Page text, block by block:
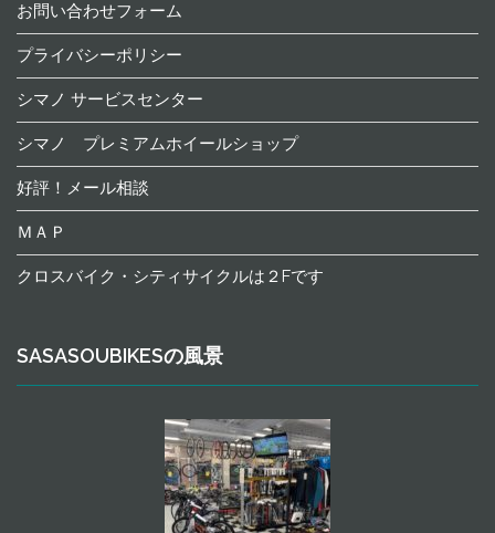
お問い合わせフォーム
プライバシーポリシー
シマノ サービスセンター
シマノ プレミアムホイールショップ
好評！メール相談
ＭＡＰ
クロスバイク・シティサイクルは２Fです
SASASOUBIKESの風景